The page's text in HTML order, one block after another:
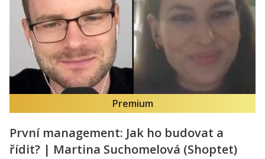
Premium
První management: Jak ho budovat a
řídit? | Martina Suchomelová (Shoptet)